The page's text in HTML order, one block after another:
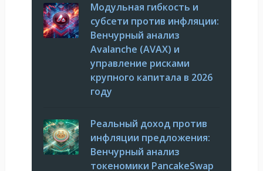
Модульная гибкость и
субсети против инфляции:
Венчурный анализ
Avalanche (AVAX) и
управление рисками
крупного капитала в 2026
году
Реальный доход против
инфляции предложения:
Венчурный анализ
токеномики PancakeSwap